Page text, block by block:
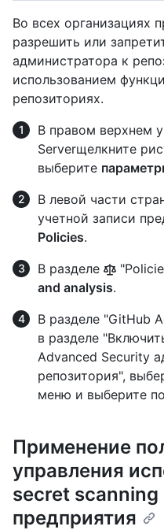
Во всех организациях
разрешить или
администратора к
использованием
репозиториях.
В правом верхнем
Serverщелкните
выберите
В левой части
учетной записи
Policies.
В разделе
and analysis.
В разделе "GitHub
в разделе
Advanced Security
репозитория",
меню и выберите
Применение
управления
secret scanning
предприятия